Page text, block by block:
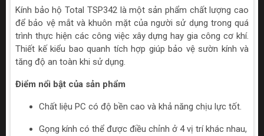
Kính bảo hộ Total TSP342 là một sản phẩm chất lượng cao
để bảo vệ mắt và khuôn mặt của người sử dụng trong quá
trình thực hiện các công việc xây dựng hay gia công cơ khí.
Thiết kế kiểu bao quanh tích hợp giúp bảo vệ sườn kính và
tăng độ an toàn khi sử dụng.
Điểm nổi bật của sản phẩm
Chất liệu PC có độ bền cao và khả năng chịu lực tốt.
Gọng kính có thể được điều chỉnh ở 4 vị trí khác nhau,